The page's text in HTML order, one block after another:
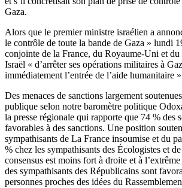
Gaza.
Alors que le premier ministre israélien a
le contrôle de toute la bande de Gaza » lundi
conjointe de la France, du Royaume-Uni et du
Israël « d’arrêter ses opérations militaires à
immédiatement l’entrée de l’aide humanitaire
Des menaces de sanctions largement
publique selon notre baromètre politique
la presse régionale qui rapporte que 74 % des
favorables à des sanctions. Une position
sympathisants de La France insoumise et du
% chez les sympathisants des Écologistes et
consensus est moins fort à droite et à
des sympathisants des Républicains sont
personnes proches des idées du